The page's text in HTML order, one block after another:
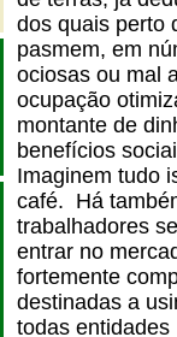
dos quais perto
pasmem, em
ociosas ou mal
ocupação
montante de
benefícios
Imaginem tudo
café. Há
trabalhadores
entrar no
fortemente
destinadas a
todas